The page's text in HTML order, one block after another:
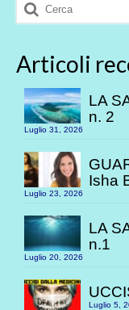
Cerca:
Articoli
LA
n. 2
Luglio 31, 2026
Isha
Luglio 23, 2026
LA
n.1
Luglio 20, 2026
Luglio 5,